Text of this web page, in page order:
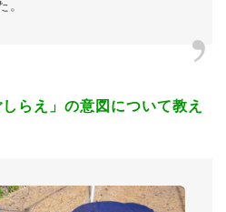
。
らえ」の意図について教え